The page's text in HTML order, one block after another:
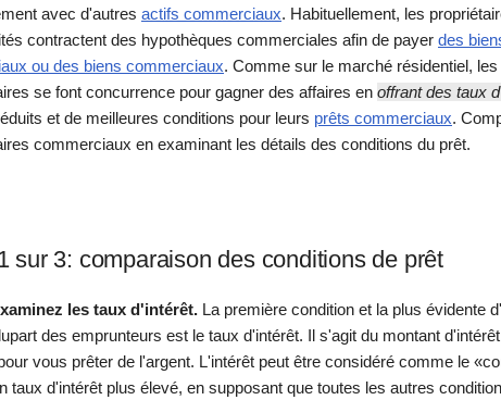
avec d'autres actifs commerciaux. Habituellement, les
contractent des hypothèques commerciales afin de payer des
ou des biens commerciaux. Comme sur le marché résidentiel,
se font concurrence pour gagner des affaires en offrant des taux
et de meilleures conditions pour leurs prêts commerciaux.
commerciaux en examinant les détails des conditions du prêt.
sur 3: comparaison des conditions de prêt
les taux d'intérêt. La première condition et la plus évidente
des emprunteurs est le taux d'intérêt. Il s'agit du montant
vous prêter de l'argent. L'intérêt peut être considéré comme le
taux d'intérêt plus élevé, en supposant que toutes les autres